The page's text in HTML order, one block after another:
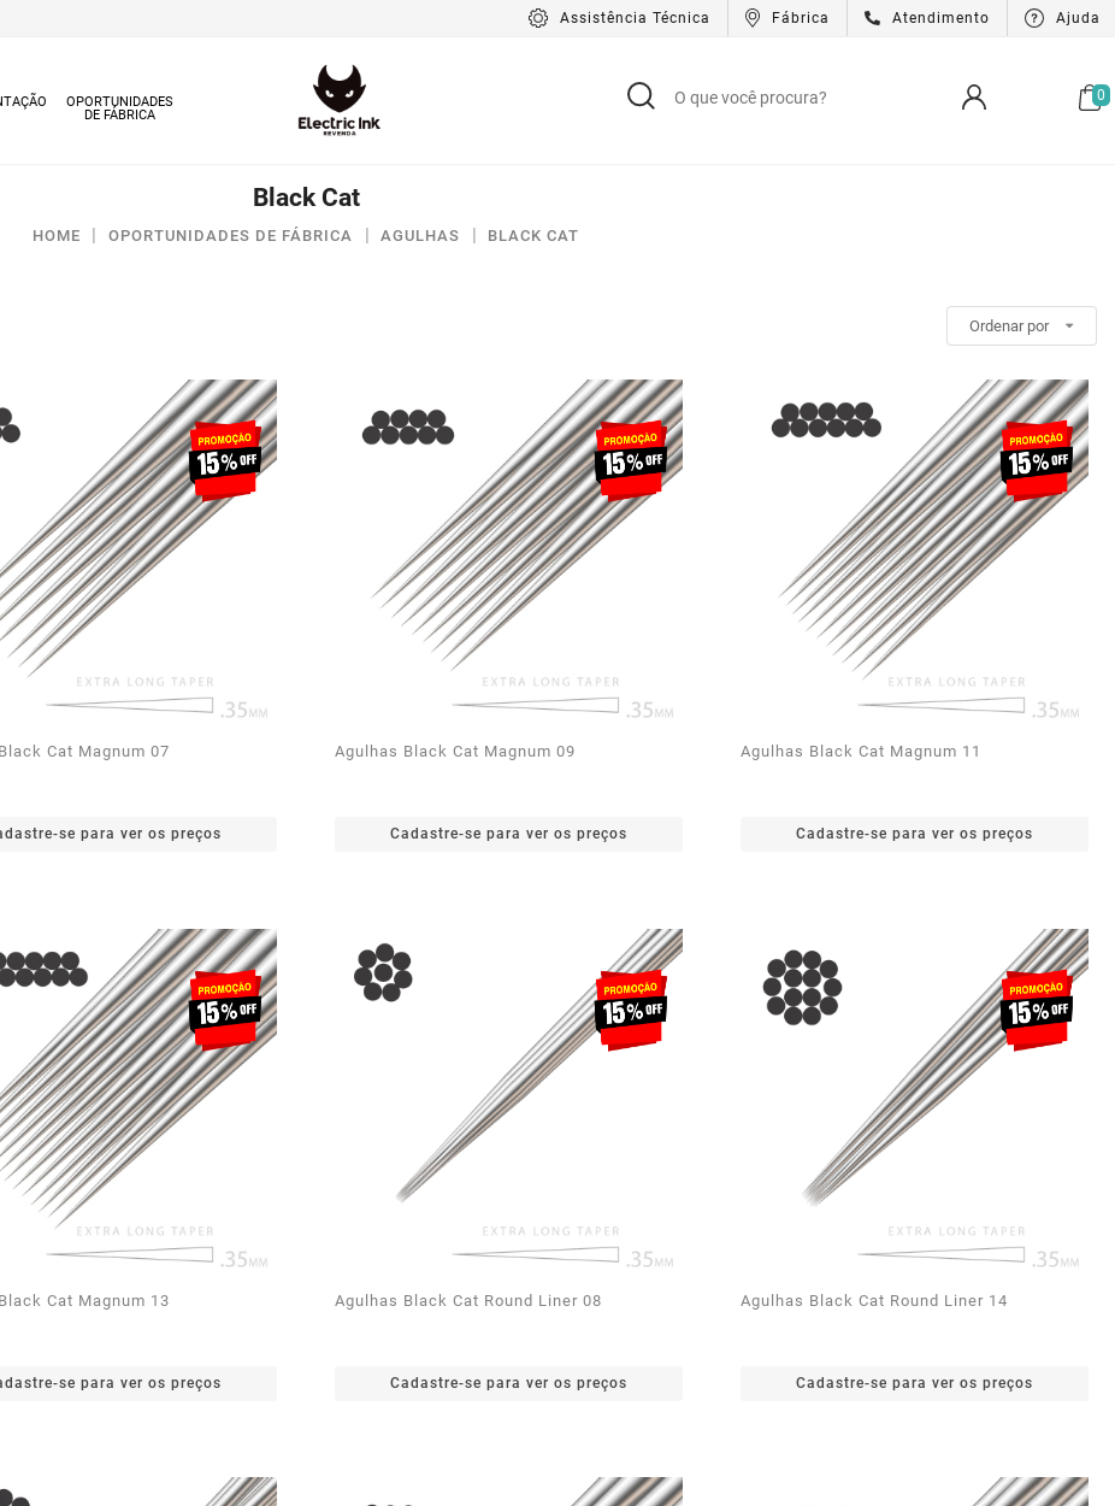
Assistência Técnica Fábrica Atendimento Ajuda
OPORTUNIDADES
DE FÁBRICA
0
Black Cat
HOME OPORTUNIDADES DE FÁBRICA AGULHAS BLACK CAT
Ordenar por
Cat Magnum 07
se para ver os preços
Agulhas Black Cat Magnum 09
Cadastre-se para ver os preços
Agulhas Black Cat Magnum 11
Cadastre-se para ver os preços
Cat Magnum 13
se para ver os preços
Agulhas Black Cat Round Liner 08
Cadastre-se para ver os preços
Agulhas Black Cat Round Liner 14
Cadastre-se para ver os preços